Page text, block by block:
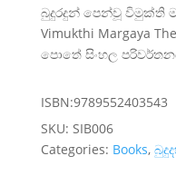
බුදුරදුන් පෙන්වූ විමුක්ති
Vimukthi Margaya
පොතේ සිංහල
ISBN:9789552403543
SKU: SIB006
Categories: Books,